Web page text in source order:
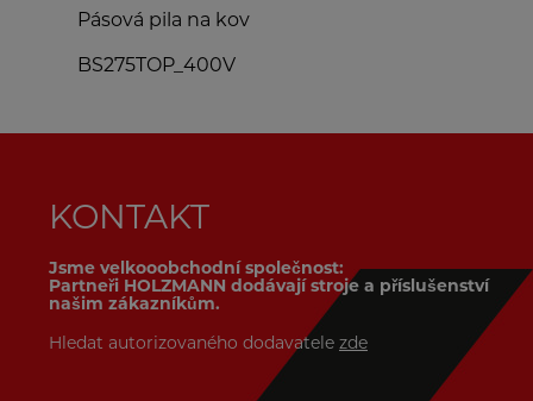
Pásová pila na kov
BS275TOP_400V
KONTAKT
Jsme velkooobchodní společnost:
Partneři HOLZMANN dodávají stroje a příslušenství
našim zákazníkům.
Hledat autorizovaného dodavatele zde